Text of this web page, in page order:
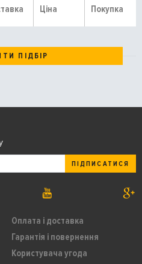
Ціна Покупка
ПІДБІР
Оплата і доставка
Гарантія і повернення
Користувача угода
ПІДПИСАТИСЯ